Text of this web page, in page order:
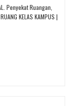
Penyekat Ruangan,
KELAS KAMPUS |
TANGERANG